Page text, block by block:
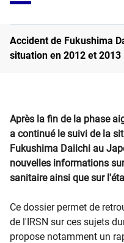
Accident de Fukushima
situation en 2012 et 2013
Après la fin de la phase
a continué le suivi de la
Fukushima Daiichi au
nouvelles informations
sanitaire ainsi que sur
Ce dossier permet de
de l'IRSN sur ces sujets
propose notamment un